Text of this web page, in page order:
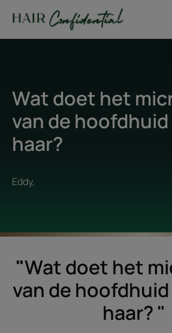
Wat doet het
van de
haar?
Eddy,
"Wat doet het
van de
haar? "